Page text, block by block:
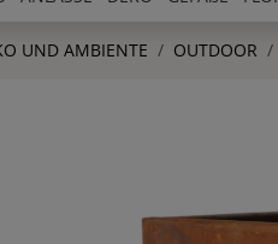
UND AMBIENTE OUTDOOR